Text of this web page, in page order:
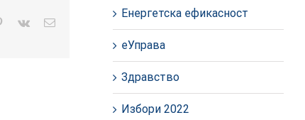
Pinterest
Vk
Е-
Енергетска ефикасност
еУправа
Здравство
Избори 2022